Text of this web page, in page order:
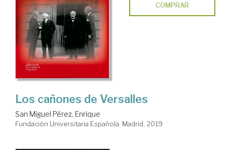
COMPRAR
Los cañones de Versalles
San Miguel Pérez, Enrique
Fundación Universitaria Española. Madrid, 2019